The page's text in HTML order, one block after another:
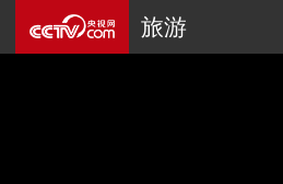
旅游